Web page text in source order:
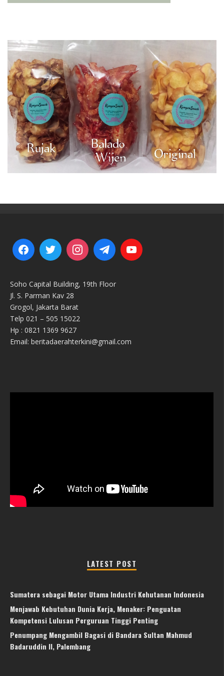
Soho Capital Building, 19th Floor
Jl. S. Parman Kav 28
Grogol, Jakarta Barat
Telp 021 – 505 15022
Hp : 0821 1369 9627
Email: beritadaerahterkini@gmail.com
LATEST POST
Sumatera sebagai Motor Utama Industri Kehutanan Indonesia
Menjawab Kebutuhan Dunia Kerja, Menaker: Penguatan
Kompetensi Lulusan Perguruan Tinggi Penting
Penumpang Mengambil Bagasi di Bandara Sultan Mahmud
Badaruddin II, Palembang